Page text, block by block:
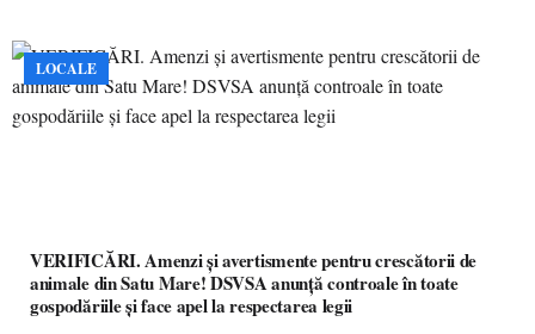
LOCALE
VERIFICĂRI. Amenzi și avertismente pentru crescătorii de
animale din Satu Mare! DSVSA anunță controale în toate
gospodăriile și face apel la respectarea legii